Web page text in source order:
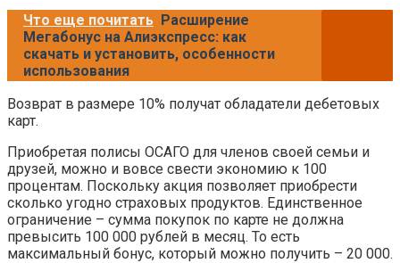
Что еще почитать Расширение
Мегабонус на Алиэкспресс: как
скачать и установить, особенности
использования
Возврат в размере 10% получат обладатели дебетовых
карт.
Приобретая полисы ОСАГО для членов своей семьи и
друзей, можно и вовсе свести экономию к 100
процентам. Поскольку акция позволяет приобрести
сколько угодно страховых продуктов. Единственное
ограничение – сумма покупок по карте не должна
превысить 100 000 рублей в месяц. То есть
максимальный бонус, который можно получить – 20 000.